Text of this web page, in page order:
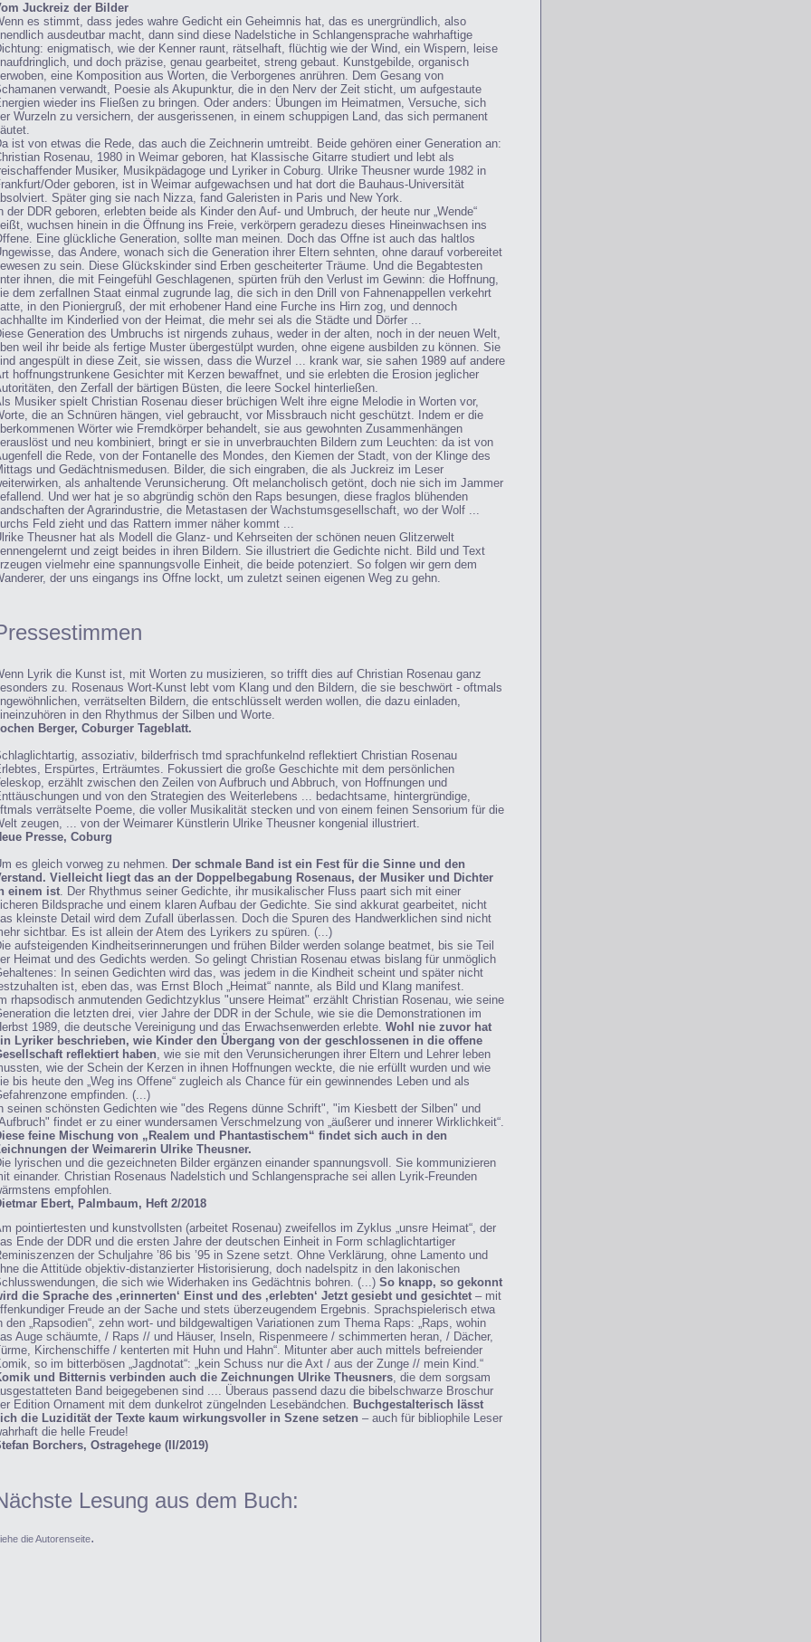
Juckreiz der Bilder
es stimmt, dass jedes wahre Gedicht ein Geheimnis hat, das es unergründlich, also
ausdeutbar macht, dann sind diese Nadelstiche in Schlangensprache wahrhaftige
enigmatisch, wie der Kenner raunt, rätselhaft, flüchtig wie der Wind, ein Wispern, leise
und doch präzise, genau gearbeitet, streng gebaut. Kunstgebilde, organisch
eine Komposition aus Worten, die Verborgenes anrühren. Dem Gesang von
verwandt, Poesie als Akupunktur, die in den Nerv der Zeit sticht, um aufgestaute
wieder ins Fließen zu bringen. Oder anders: Übungen im Heimatmen, Versuche, sich
Wurzeln zu versichern, der ausgerissenen, in einem schuppigen Land, das sich permanent
ist von etwas die Rede, das auch die Zeichnerin umtreibt. Beide gehören einer Generation an:
Rosenau, 1980 in Weimar geboren, hat Klassische Gitarre studiert und lebt als
Musiker, Musikpädagoge und Lyriker in Coburg. Ulrike Theusner wurde 1982 in
Oder geboren, ist in Weimar aufgewachsen und hat dort die Bauhaus-Universität
Später ging sie nach Nizza, fand Galeristen in Paris und New York.
der DDR geboren, erlebten beide als Kinder den Auf- und Umbruch, der heute nur „Wende“
wuchsen hinein in die Öffnung ins Freie, verkörpern geradezu dieses Hineinwachsen ins
Eine glückliche Generation, sollte man meinen. Doch das Offne ist auch das haltlos
das Andere, wonach sich die Generation ihrer Eltern sehnten, ohne darauf vorbereitet
zu sein. Diese Glückskinder sind Erben gescheiterter Träume. Und die Begabtesten
ihnen, die mit Feingefühl Geschlagenen, spürten früh den Verlust im Gewinn: die Hoffnung,
dem zerfallnen Staat einmal zugrunde lag, die sich in den Drill von Fahnenappellen verkehrt
in den Pioniergruß, der mit erhobener Hand eine Furche ins Hirn zog, und dennoch
im Kinderlied von der Heimat, die mehr sei als die Städte und Dörfer ...
Generation des Umbruchs ist nirgends zuhaus, weder in der alten, noch in der neuen Welt,
weil ihr beide als fertige Muster übergestülpt wurden, ohne eigene ausbilden zu können. Sie
angespült in diese Zeit, sie wissen, dass die Wurzel ... krank war, sie sahen 1989 auf andere
hoffnungstrunkene Gesichter mit Kerzen bewaffnet, und sie erlebten die Erosion jeglicher
den Zerfall der bärtigen Büsten, die leere Sockel hinterließen.
Musiker spielt Christian Rosenau dieser brüchigen Welt ihre eigne Melodie in Worten vor,
die an Schnüren hängen, viel gebraucht, vor Missbrauch nicht geschützt. Indem er die
Wörter wie Fremdkörper behandelt, sie aus gewohnten Zusammenhängen
und neu kombiniert, bringt er sie in unverbrauchten Bildern zum Leuchten: da ist von
die Rede, von der Fontanelle des Mondes, den Kiemen der Stadt, von der Klinge des
und Gedächtnismedusen. Bilder, die sich eingraben, die als Juckreiz im Leser
als anhaltende Verunsicherung. Oft melancholisch getönt, doch nie sich im Jammer
Und wer hat je so abgründig schön den Raps besungen, diese fraglos blühenden
der Agrarindustrie, die Metastasen der Wachstumsgesellschaft, wo der Wolf ...
Feld zieht und das Rattern immer näher kommt ...
Theusner hat als Modell die Glanz- und Kehrseiten der schönen neuen Glitzerwelt
und zeigt beides in ihren Bildern. Sie illustriert die Gedichte nicht. Bild und Text
vielmehr eine spannungsvolle Einheit, die beide potenziert. So folgen wir gern dem
der uns eingangs ins Offne lockt, um zuletzt seinen eigenen Weg zu gehn.
Lyrik die Kunst ist, mit Worten zu musizieren, so trifft dies auf Christian Rosenau ganz
zu. Rosenaus Wort-Kunst lebt vom Klang und den Bildern, die sie beschwört - oftmals
verrätselten Bildern, die entschlüsselt werden wollen, die dazu einladen,
in den Rhythmus der Silben und Worte.
Berger, Coburger Tageblatt.
assoziativ, bilderfrisch tmd sprachfunkelnd reflektiert Christian Rosenau
Erspürtes, Erträumtes. Fokussiert die große Geschichte mit dem persönlichen
erzählt zwischen den Zeilen von Aufbruch und Abbruch, von Hoffnungen und
und von den Strategien des Weiterlebens ... bedachtsame, hintergründige,
verrätselte Poeme, die voller Musikalität stecken und von einem feinen Sensorium für die
zeugen, ... von der Weimarer Künstlerin Ulrike Theusner kongenial illustriert.
Presse, Coburg
es gleich vorweg zu nehmen. Der schmale Band ist ein Fest für die Sinne und den
Vielleicht liegt das an der Doppelbegabung Rosenaus, der Musiker und Dichter
einem ist. Der Rhythmus seiner Gedichte, ihr musikalischer Fluss paart sich mit einer
Bildsprache und einem klaren Aufbau der Gedichte. Sie sind akkurat gearbeitet, nicht
kleinste Detail wird dem Zufall überlassen. Doch die Spuren des Handwerklichen sind nicht
sichtbar. Es ist allein der Atem des Lyrikers zu spüren. (...)
aufsteigenden Kindheitserinnerungen und frühen Bilder werden solange beatmet, bis sie Teil
Heimat und des Gedichts werden. So gelingt Christian Rosenau etwas bislang für unmöglich
In seinen Gedichten wird das, was jedem in die Kindheit scheint und später nicht
ist, eben das, was Ernst Bloch „Heimat“ nannte, als Bild und Klang manifest.
rhapsodisch anmutenden Gedichtzyklus "unsere Heimat" erzählt Christian Rosenau, wie seine
die letzten drei, vier Jahre der DDR in der Schule, wie sie die Demonstrationen im
1989, die deutsche Vereinigung und das Erwachsenwerden erlebte. Wohl nie zuvor hat
Lyriker beschrieben, wie Kinder den Übergang von der geschlossenen in die offene
reflektiert haben, wie sie mit den Verunsicherungen ihrer Eltern und Lehrer leben
wie der Schein der Kerzen in ihnen Hoffnungen weckte, die nie erfüllt wurden und wie
bis heute den „Weg ins Offene“ zugleich als Chance für ein gewinnendes Leben und als
empfinden. (...)
seinen schönsten Gedichten wie "des Regens dünne Schrift", "im Kiesbett der Silben" und
findet er zu einer wundersamen Verschmelzung von „äußerer und innerer Wirklichkeit“.
feine Mischung von „Realem und Phantastischem“ findet sich auch in den
der Weimarerin Ulrike Theusner.
lyrischen und die gezeichneten Bilder ergänzen einander spannungsvoll. Sie kommunizieren
einander. Christian Rosenaus Nadelstich und Schlangensprache sei allen Lyrik-Freunden
empfohlen.
Ebert, Palmbaum, Heft 2/2018
pointiertesten und kunstvollsten (arbeitet Rosenau) zweifellos im Zyklus „unsre Heimat“, der
Ende der DDR und die ersten Jahre der deutschen Einheit in Form schlaglichtartiger
der Schuljahre ’86 bis ’95 in Szene setzt. Ohne Verklärung, ohne Lamento und
die Attitüde objektiv-distanzierter Historisierung, doch nadelspitz in den lakonischen
die sich wie Widerhaken ins Gedächtnis bohren. (...) So knapp, so gekonnt
die Sprache des ‚erinnerten‘ Einst und des ‚erlebten‘ Jetzt gesiebt und gesichtet – mit
Freude an der Sache und stets überzeugendem Ergebnis. Sprachspielerisch etwa
den „Rapsodien“, zehn wort- und bildgewaltigen Variationen zum Thema Raps: „Raps, wohin
Auge schäumte, / Raps // und Häuser, Inseln, Rispenmeere / schimmerten heran, / Dächer,
Kirchenschiffe / kenterten mit Huhn und Hahn“. Mitunter aber auch mittels befreiender
so im bitterbösen „Jagdnotat“: „kein Schuss nur die Axt / aus der Zunge // mein Kind.“
und Bitternis verbinden auch die Zeichnungen Ulrike Theusners, die dem sorgsam
Band beigegebenen sind .... Überaus passend dazu die bibelschwarze Broschur
Edition Ornament mit dem dunkelrot züngelnden Lesebändchen. Buchgestalterisch lässt
die Luzidität der Texte kaum wirkungsvoller in Szene setzen – auch für bibliophile Leser
die helle Freude!
Borchers, Ostragehege (II/2019)
Lesung aus dem Buch:
die Autorenseite.